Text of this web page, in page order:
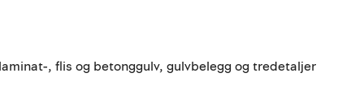
, flis og betonggulv, gulvbelegg og tredetaljer